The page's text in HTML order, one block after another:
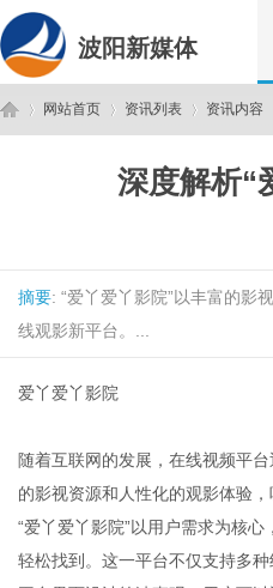
波阳新媒体
网站首页 资讯列表 资讯内容
深度解析“
摘要: “爱丫爱丫影院”以丰富的影
线观影新平台。...
爱丫爱丫影院
随着互联网的发展，在线视频平
的影视资源和人性化的观影体验，
“爱丫爱丫影院”以用户需求为核
轻松找到。这一平台不仅支持多